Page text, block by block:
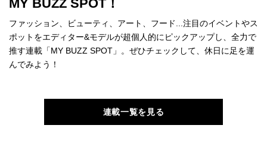
MY BUZZ SPOT！
ファッション、ビューティ、アート、フード...注目のイベントやス
ポットをエディター&モデルが超個人的にピックアップし、全力で
推す連載「MY BUZZ SPOT」。ぜひチェックして、休日に足を運
んでみよう！
連載一覧を見る